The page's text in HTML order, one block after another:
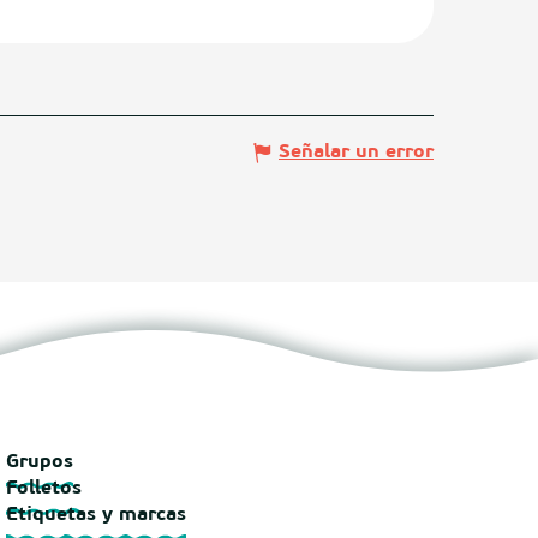
Señalar un error
Grupos
Folletos
Etiquetas y marcas